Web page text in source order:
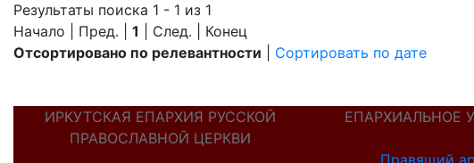
Результаты поиска 1 - 1 из 1
Начало | Пред. | 1 | След. | Конец
Отсортировано по релевантности
Сортировать по дате
ИРКУТСКАЯ ЕПАРХИЯ РУССКОЙ
ПРАВОСЛАВНОЙ ЦЕРКВИ
ЕПАРХИАЛЬНОЕ
Правящий